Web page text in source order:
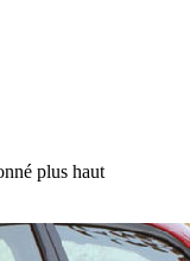
plus haut